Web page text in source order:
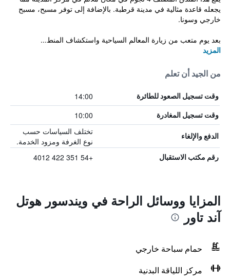
يجعله قاعدة مثالية في مدينة قرطبة. بالإضافة إلى توفر مسبح، مسبح
خارجي وسونا.
بعد يوم متعب من زيارة المعالم السياحية واستكشاف المنط...
المزيد
من الجيد أن تعلم
وقت تسجيل الصعود للطائرة 14:00
وقت تسجيل المغادرة 10:00
الدفع والإلغاء
تختلف السياسات حسب
نوع الغرفة ومزود الخدمة.
رقم مكتب الاستقبال +54 351 422 4012
المزايا ووسائل الراحة في ويندسور هوتل
آند تاور
حمام سباحة خارجي
مركز اللياقة البدنية